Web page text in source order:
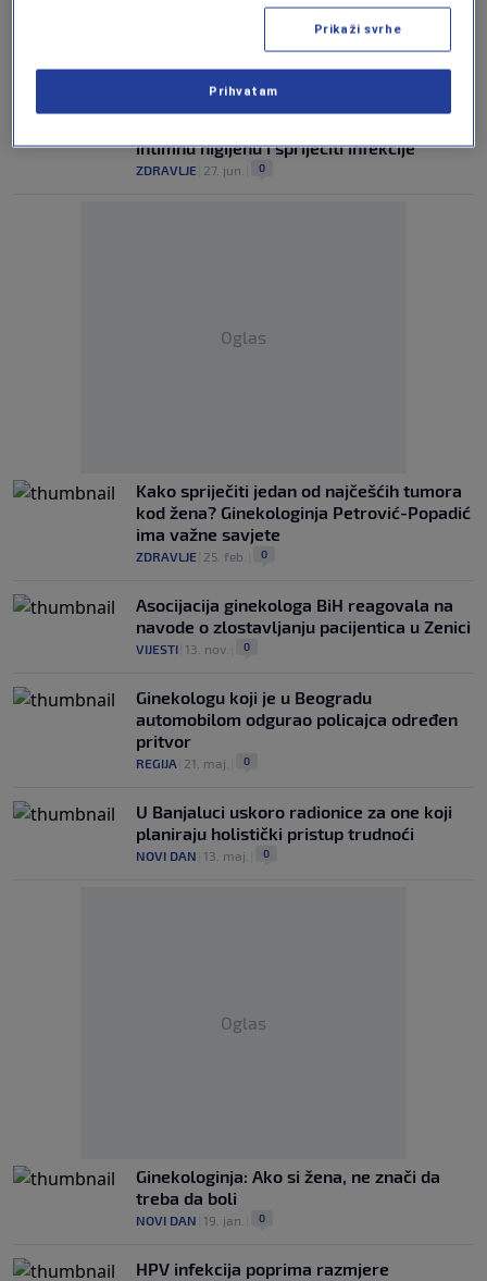
Potresna ispovijest žrtve ginekologa
nepravomoćno osuđenog za silovanje: On
intimnu higijenu i spriječiti infekcije
ZDRAVLJE 27. jun. 0
Oglas
Kako spriječiti jedan od najčešćih tumora
kod žena? Ginekologinja Petrović-Popadić
ima važne savjete
ZDRAVLJE 25. feb. 0
Asocijacija ginekologa BiH reagovala na
navode o zlostavljanju pacijentica u Zenici
VIJESTI 13. nov. 0
Ginekologu koji je u Beogradu
automobilom odgurao policajca određen
pritvor
REGIJA 21. maj. 0
U Banjaluci uskoro radionice za one koji
planiraju holistički pristup trudnoći
NOVI DAN 13. maj. 0
Oglas
Ginekologinja: Ako si žena, ne znači da
treba da boli
NOVI DAN 19. jan. 0
HPV infekcija poprima razmjere
Prikaži svrhe
Prihvatam